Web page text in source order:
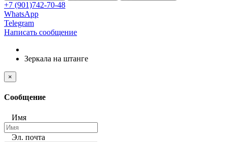
+7 (901)742-70-48
WhatsApp
Telegram
Написать сообщение
Зеркала на штанге
×
Сообщение
Имя
Эл. почта